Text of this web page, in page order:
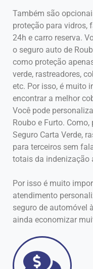
Também são
proteção para vidros,
24h e carro reserva.
o seguro auto de
como proteção
verde, rastreadores,
etc. Por isso, é muito
encontrar a melhor
Você pode
Roubo e Furto.
Seguro Carta Verde,
para terceiros sem
totais da indenização
Por isso é muito
atendimento
seguro de automóvel
ainda economizar